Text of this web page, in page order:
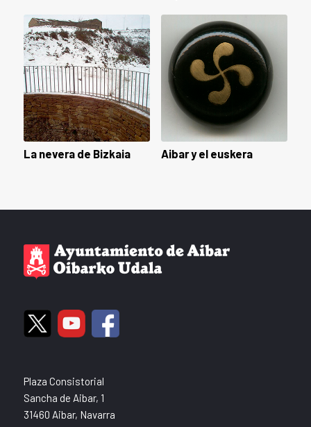
La nevera de Bizkaia Aibar y el euskera
Plaza Consistorial
Sancha de Aibar, 1
31460 Aibar, Navarra